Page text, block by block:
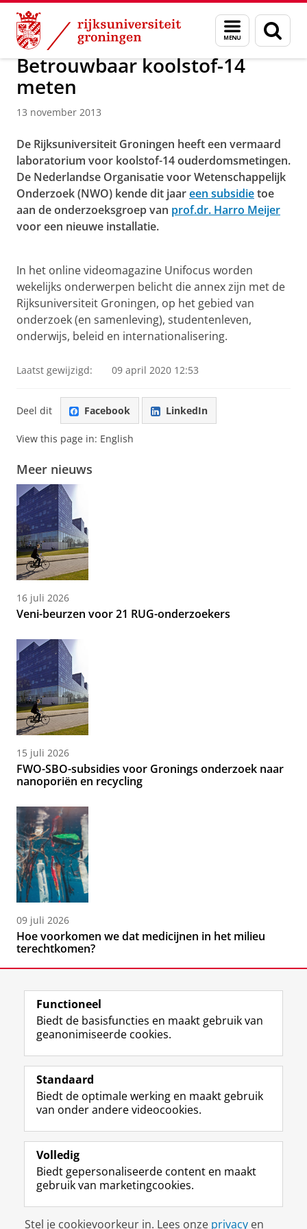
Skip
Content
Skip
Navigation
Menu
en
zoeken
Over ons
Betrouwbaar koolstof-14
meten
13 november 2013
De Rijksuniversiteit Groningen heeft een vermaard
laboratorium voor koolstof-14 ouderdomsmetingen.
De Nederlandse Organisatie voor Wetenschappelijk
Onderzoek (NWO) kende dit jaareen subsidietoe
aan de onderzoeksgroep van prof.dr. Harro Meijer
voor een nieuwe installatie.
In het online videomagazine Unifocus worden
wekelijks onderwerpen belicht die annex zijn met de
Rijksuniversiteit Groningen, op het gebied van
onderzoek (en samenleving), studentenleven,
onderwijs, beleid en internationalisering.
Laatst gewijzigd: 09 april 2020 12:53
Deel dit Facebook LinkedIn
View this page in: English
Meer nieuws
16 juli 2026
Veni-beurzen voor 21 RUG-onderzoekers
15 juli 2026
FWO-SBO-subsidies voor Gronings onderzoek naar
nanoporiën en recycling
09 juli 2026
Hoe voorkomen we dat medicijnen in het milieu
terechtkomen?
Volg de RUG
F
a
e
b
o
p
a
i
n
L
i
k
e
I
-
p
g
i
R
S
-
f
e
R
k
s
I
n
t
r
m
c
c
Y
o
T
e
k
a
a
Studiekiezers
Alumni
Over ons
Disclaimer & Copyright
Functioneel
Biedt de basisfuncties en maakt gebruik van
geanonimiseerde cookies.
Standaard
Biedt de optimale werking en maakt gebruik
van onder andere videocookies.
Volledig
Biedt gepersonaliseerde content en maakt
gebruik van marketingcookies.
Stel je cookievoorkeur in. Lees onze privacy en